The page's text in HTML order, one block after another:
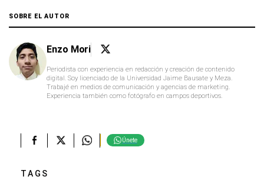
SOBRE EL AUTOR
Enzo Mori
Periodista con experiencia en redacción y creación de contenido
digital. Soy licenciado de la Universidad Jaime Bausate y Meza.
Trabajé en medios de comunicación y agencias de marketing.
Experiencia también como fotógrafo en campos deportivos.
Únete
TAGS